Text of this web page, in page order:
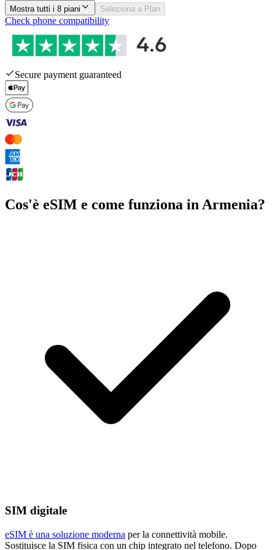
Mostra tutti i 8 piani Seleziona a Plan
Check phone compatibility
Secure payment guaranteed
Cos'è eSIM e come funziona in Armenia?
SIM digitale
eSIM è una soluzione moderna per la connettività mobile.
Sostituisce la SIM fisica con un chip integrato nel telefono. Dopo